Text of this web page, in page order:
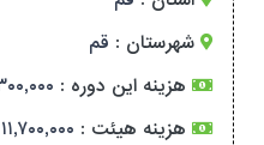
شهرستان : قم
هزینه این دوره : ۶,۳۰۰,۰۰۰
هزینه هیئت : ۱۱,۷۰۰,۰۰۰ ریال